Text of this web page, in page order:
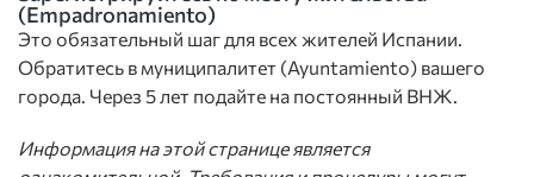
(Empadronamiento)
Это обязательный шаг для всех жителей Испании.
Обратитесь в муниципалитет (Ayuntamiento) вашего
города. Через 5 лет подайте на постоянный ВНЖ.
Информация на этой странице является